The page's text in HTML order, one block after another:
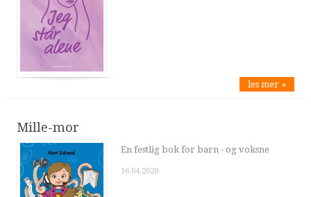
les mer »
Mille-mor
En festlig bok for barn - og voksne
16.04.2020